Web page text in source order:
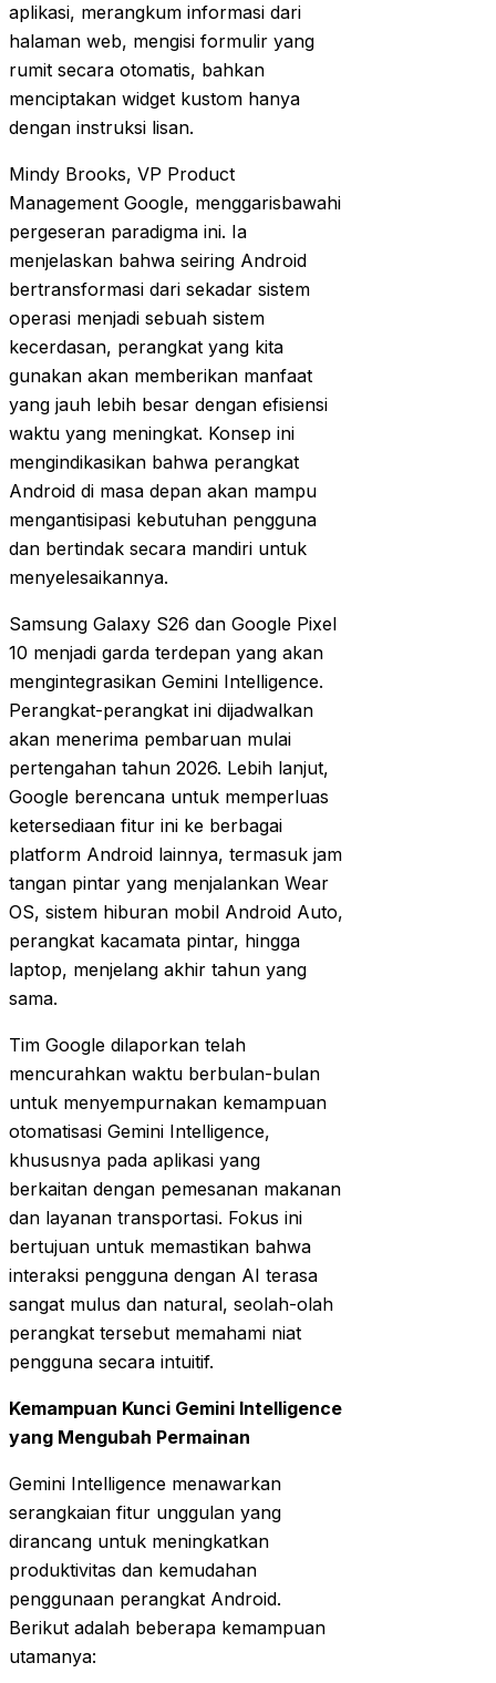
aplikasi, merangkum informasi dari
halaman web, mengisi formulir yang
rumit secara otomatis, bahkan
menciptakan widget kustom hanya
dengan instruksi lisan.
Mindy Brooks, VP Product
Management Google, menggarisbawahi
pergeseran paradigma ini. Ia
menjelaskan bahwa seiring Android
bertransformasi dari sekadar sistem
operasi menjadi sebuah sistem
kecerdasan, perangkat yang kita
gunakan akan memberikan manfaat
yang jauh lebih besar dengan efisiensi
waktu yang meningkat. Konsep ini
mengindikasikan bahwa perangkat
Android di masa depan akan mampu
mengantisipasi kebutuhan pengguna
dan bertindak secara mandiri untuk
menyelesaikannya.
Samsung Galaxy S26 dan Google Pixel
10 menjadi garda terdepan yang akan
mengintegrasikan Gemini Intelligence.
Perangkat-perangkat ini dijadwalkan
akan menerima pembaruan mulai
pertengahan tahun 2026. Lebih lanjut,
Google berencana untuk memperluas
ketersediaan fitur ini ke berbagai
platform Android lainnya, termasuk jam
tangan pintar yang menjalankan Wear
OS, sistem hiburan mobil Android Auto,
perangkat kacamata pintar, hingga
laptop, menjelang akhir tahun yang
sama.
Tim Google dilaporkan telah
mencurahkan waktu berbulan-bulan
untuk menyempurnakan kemampuan
otomatisasi Gemini Intelligence,
khususnya pada aplikasi yang
berkaitan dengan pemesanan makanan
dan layanan transportasi. Fokus ini
bertujuan untuk memastikan bahwa
interaksi pengguna dengan AI terasa
sangat mulus dan natural, seolah-olah
perangkat tersebut memahami niat
pengguna secara intuitif.
Kemampuan Kunci Gemini Intelligence
yang Mengubah Permainan
Gemini Intelligence menawarkan
serangkaian fitur unggulan yang
dirancang untuk meningkatkan
produktivitas dan kemudahan
penggunaan perangkat Android.
Berikut adalah beberapa kemampuan
utamanya: